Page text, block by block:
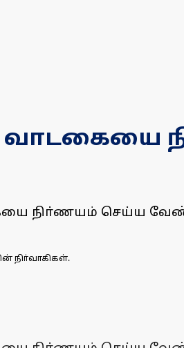
வாடகையை
நிா்ணயம் செய்ய
நிா்வாகிகள்.